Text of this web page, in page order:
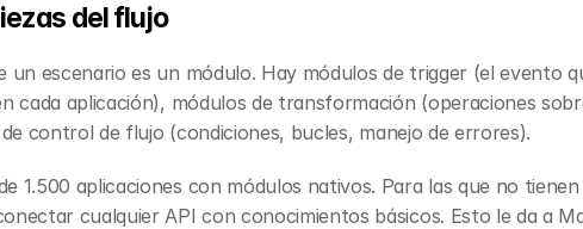
del flujo
un escenario es un módulo. Hay módulos de trigger (el evento
cada aplicación), módulos de transformación (operaciones
control de flujo (condiciones, bucles, manejo de errores).
1.500 aplicaciones con módulos nativos. Para las que no
cualquier API con conocimientos básicos. Esto le da a